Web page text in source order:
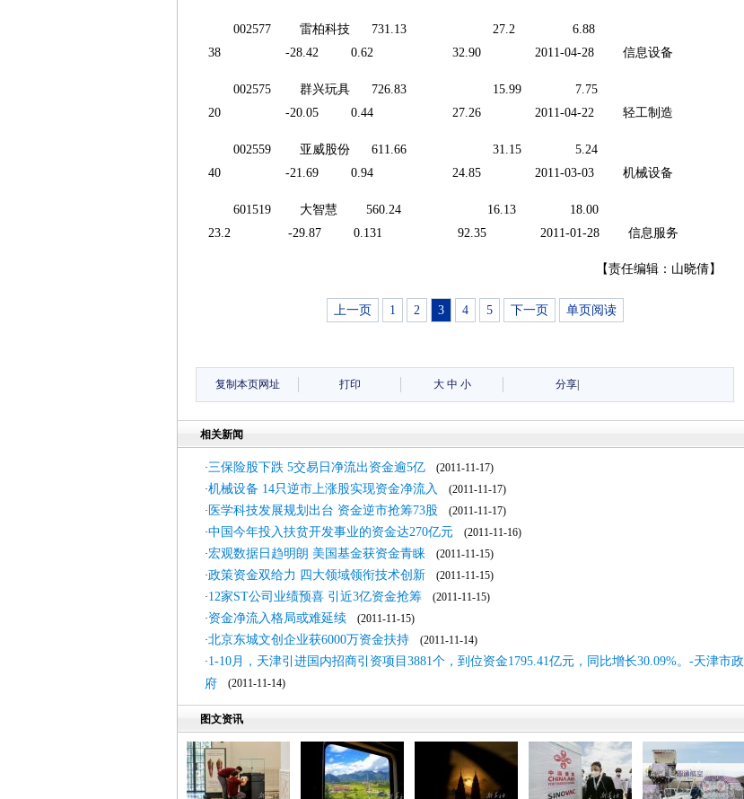
002577 雷柏科技 731.13 27.2 6.88
38 -28.42 0.62 32.90 2011-04-28 信息设备
002575 群兴玩具 726.83 15.99 7.75
20 -20.05 0.44 27.26 2011-04-22 轻工制造
002559 亚威股份 611.66 31.15 5.24
40 -21.69 0.94 24.85 2011-03-03 机械设备
601519 大智慧 560.24 16.13 18.00
23.2 -29.87 0.131 92.35 2011-01-28 信息服务
【责任编辑：山晓倩】
上一页 1 2 3 4 5 下一页 单页阅读
复制本页网址 打印 大 中 小 分享
相关新闻
·三保险股下跌 5交易日净流出资金逾5亿 (2011-11-17)
·机械设备 14只逆市上涨股实现资金净流入
(2011-11-17)
· 医学科技发展规划出台 资金逆市抢筹73股 (2011-11-17)
·中国今年投入扶贫开发事业的资金达270亿元 (2011-11-16)
·宏观数据日趋明朗 美国基金获资金青睐 (2011-11-15)
·政策资金双给力 四大领域领衔技术创新 (2011-11-15)
·12家ST公司业绩预喜 引近3亿资金抢筹 (2011-11-15)
·资金净流入格局或难延续 (2011-11-15)
·北京东城文创企业获6000万资金扶持 (2011-11-14)
·1-10月，天津引进国内招商引资项目3881个，到位资金1795.41亿元，同比增长30.09%。-天津市政
府 (2011-11-14)
图文资讯